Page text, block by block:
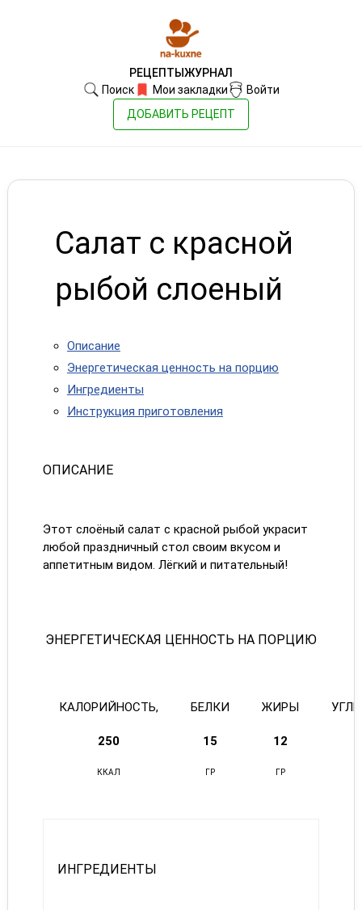
РЕЦЕПТЫ ЖУРНАЛ
Поиск
Мои закладки
Войти
ДОБАВИТЬ РЕЦЕПТ
Салат с красной
рыбой слоеный
Описание
Энергетическая ценность на порцию
Ингредиенты
Инструкция приготовления
ОПИСАНИЕ
Этот слоёный салат с красной рыбой украсит
любой праздничный стол своим вкусом и
аппетитным видом. Лёгкий и питательный!
ЭНЕРГЕТИЧЕСКАЯ ЦЕННОСТЬ НА ПОРЦИЮ
КАЛОРИЙНОСТЬ, БЕЛКИ ЖИРЫ
250 15 12
ККАЛ ГР ГР
ИНГРЕДИЕНТЫ